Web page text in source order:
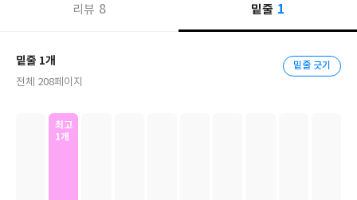
라탔다. 버스에는 승객이 아무도 없었다. 남학생이 자리에 앉자 버스
의 문이 닫히며 안내 방송이 나왔다.
다음 정류장은 지옥! 지옥입니다!
고 잠시 후 버스가 멈춘다. 쁘허가 버스에 타자, 버스는 움직이려 하
리뷰 8 밑줄 1
밑줄 1개
전체 208페이지
밑줄 긋기
최고
1개